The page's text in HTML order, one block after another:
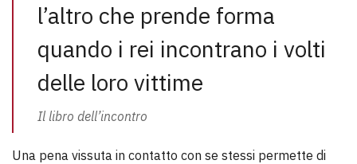
l’altro che prende forma
quando i rei incontrano i volti
delle loro vittime
Il libro dell’incontro
Una pena vissuta in contatto con se stessi permette di